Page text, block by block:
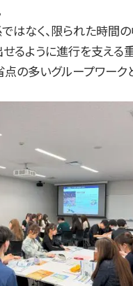
はなく、限られた時間
るように進行を支える
点の多いグループワーク